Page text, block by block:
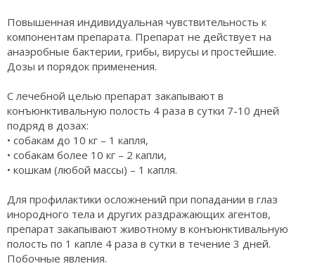
Повышенная индивидуальная чувствительность к
компонентам препарата. Препарат не действует на
анаэробные бактерии, грибы, вирусы и простейшие.
Дозы и порядок применения.
С лечебной целью препарат закапывают в
конъюнктивальную полость 4 раза в сутки 7-10 дней
подряд в дозах:
• собакам до 10 кг – 1 капля,
• собакам более 10 кг – 2 капли,
• кошкам (любой массы) – 1 капля.
Для профилактики осложнений при попадании в глаз
инородного тела и других раздражающих агентов,
препарат закапывают животному в конъюнктивальную
полость по 1 капле 4 раза в сутки в течение 3 дней.
Побочные явления.